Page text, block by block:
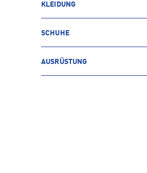
KLEIDUNG
SCHUHE
AUSRÜSTUNG